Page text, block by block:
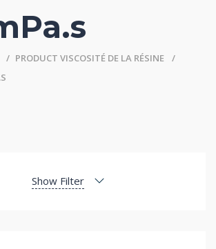
PRODUCT VISCOSITÉ DE LA RÉSINE
Show Filter